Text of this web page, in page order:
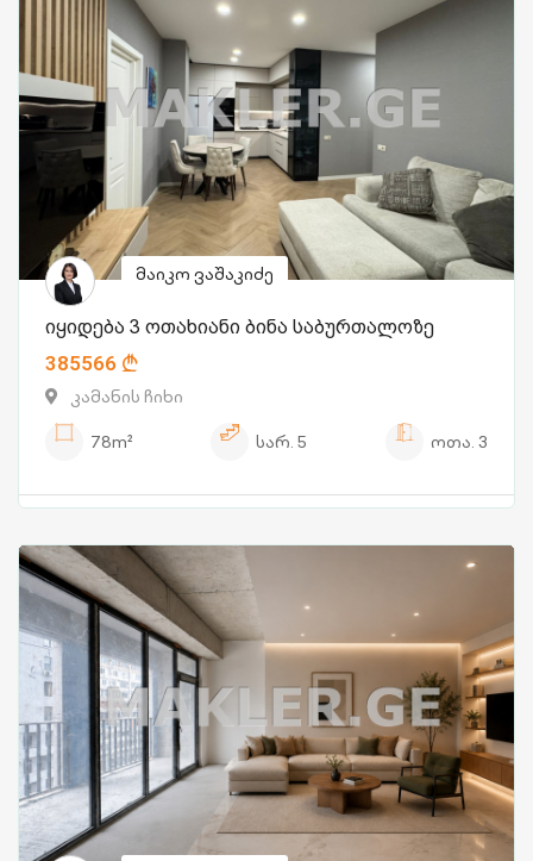
მაიკო ვაშაკიძე
იყიდება 3 ოთახიანი ბინა საბურთალოზე
385566
კამანის ჩიხი
78m²
სარ. 5 ოთა. 3